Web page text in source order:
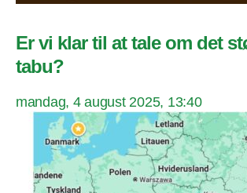
Er vi klar til at tale om det
tabu?
mandag, 4 august 2025, 13:40